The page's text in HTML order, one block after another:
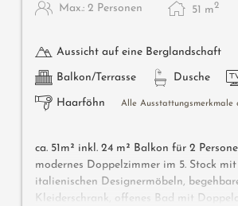
Max.: 2 Personen 51 m2
Aussicht auf eine Berglandschaft
Balkon/Terrasse Dusche
Haarföhn Alle Ausstattungsmerkmale
ca. 51m² inkl. 24 m² Balkon für 2
modernes Doppelzimmer im 5. Stock
italienischen Designermöbeln,
Kleiderschrank, offenes Bad mit